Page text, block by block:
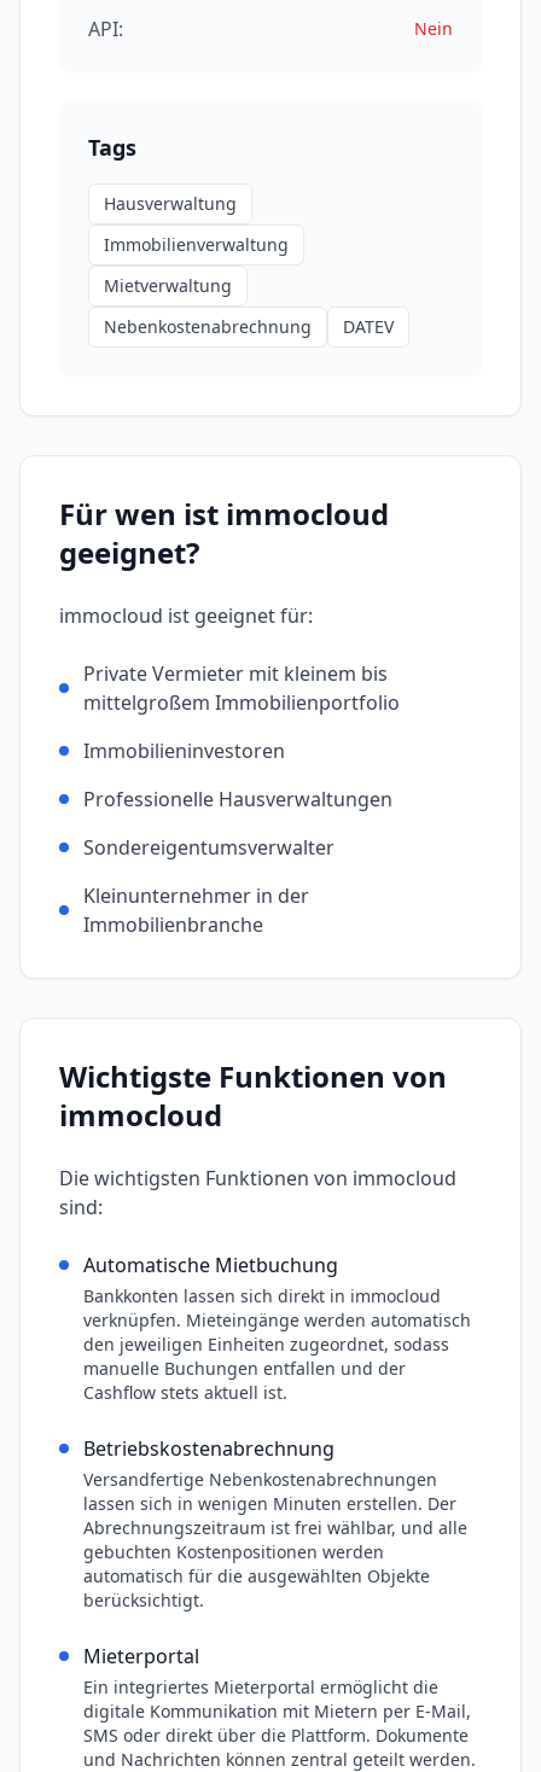
API: Nein
Tags
Hausverwaltung
Immobilienverwaltung
Mietverwaltung
Nebenkostenabrechnung
DATEV
Für wen ist immocloud
geeignet?
immocloud ist geeignet für:
Private Vermieter mit kleinem bis
mittelgroßem Immobilienportfolio
Immobilieninvestoren
Professionelle Hausverwaltungen
Sondereigentumsverwalter
Kleinunternehmer in der
Immobilienbranche
Wichtigste Funktionen von
immocloud
Die wichtigsten Funktionen von immocloud
sind:
Automatische Mietbuchung
Bankkonten lassen sich direkt in immocloud
verknüpfen. Mieteingänge werden automatisch
den jeweiligen Einheiten zugeordnet, sodass
manuelle Buchungen entfallen und der
Cashflow stets aktuell ist.
Betriebskostenabrechnung
Versandfertige Nebenkostenabrechnungen
lassen sich in wenigen Minuten erstellen. Der
Abrechnungszeitraum ist frei wählbar, und alle
gebuchten Kostenpositionen werden
automatisch für die ausgewählten Objekte
berücksichtigt.
Mieterportal
Ein integriertes Mieterportal ermöglicht die
digitale Kommunikation mit Mietern per E-Mail,
SMS oder direkt über die Plattform. Dokumente
und Nachrichten können zentral geteilt werden.